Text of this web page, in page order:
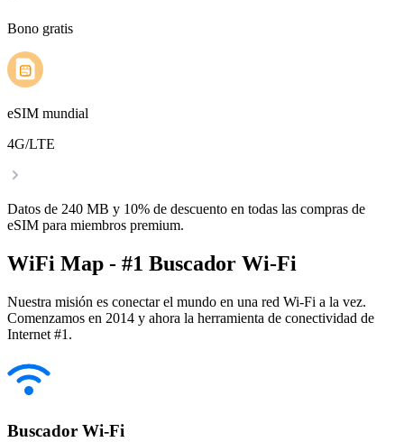
Bono gratis
eSIM mundial
4G/LTE
Datos de 240 MB y 10% de descuento en todas las compras de
eSIM para miembros premium.
WiFi Map - #1 Buscador Wi-Fi
Nuestra misión es conectar el mundo en una red Wi-Fi a la vez.
Comenzamos en 2014 y ahora la herramienta de conectividad de
Internet #1.
Buscador Wi-Fi